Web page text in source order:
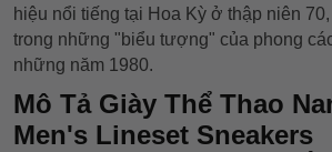
hiệu nổi tiếng tại Hoa Kỳ ở thập niên
trong những "biểu tượng" của phong
những năm 1980.
Mô Tả Giày Thể Thao
Men's Lineset Sneakers